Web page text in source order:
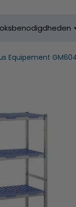
Equipement